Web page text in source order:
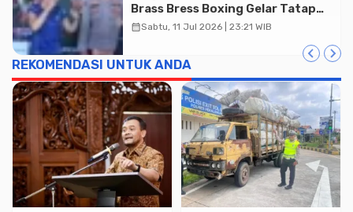
Brass Bress Boxing Gelar Tatap
Muka Resmi di Kajen
calendar_monthSabtu, 11 Jul 2026 | 23:21 WIB
REKOMENDASI UNTUK ANDA